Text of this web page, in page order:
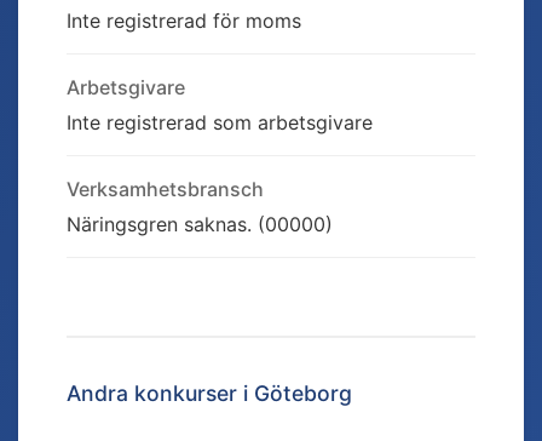
Inte registrerad för moms
Arbetsgivare
Inte registrerad som arbetsgivare
Verksamhetsbransch
Näringsgren saknas. (00000)
Andra konkurser i Göteborg